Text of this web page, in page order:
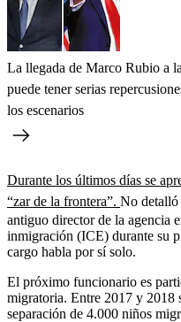
La llegada de Marco Rubio a
puede tener serias
los escenarios
Durante los últimos días se
“zar de la frontera”. No detalló
antiguo director de la agencia
inmigración (ICE) durante su
cargo habla por sí solo.
El próximo funcionario es
migratoria. Entre 2017 y 2018
separación de 4.000 niños